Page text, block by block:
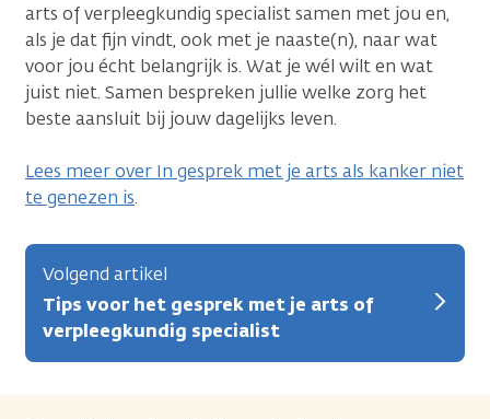
arts of verpleegkundig specialist samen met jou en,
als je dat fijn vindt, ook met je naaste(n), naar wat
voor jou écht belangrijk is. Wat je wél wilt en wat
juist niet. Samen bespreken jullie welke zorg het
beste aansluit bij jouw dagelijks leven.
Lees meer over In gesprek met je arts als kanker niet
te genezen is.
Volgend artikel
Tips voor het gesprek met je arts of
verpleegkundig specialist